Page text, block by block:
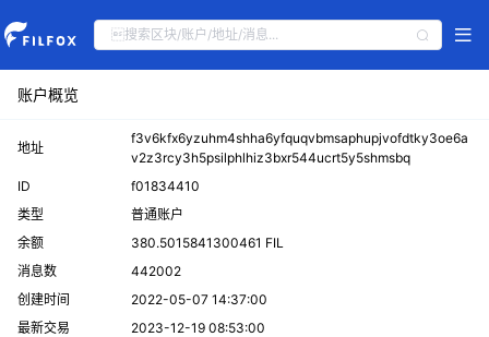
账户概览
地址
f3v6kfx6yzuhm4shha6yfquqvbmsaphupjvofdtky3oe6a
v2z3rcy3h5psilphlhiz3bxr544ucrt5y5shmsbq
ID
f01834410
类型
普通账户
余额
380.5015841300461 FIL
消息数
442002
创建时间
2022-05-07 14:37:00
最新交易
2023-12-19 08:53:00